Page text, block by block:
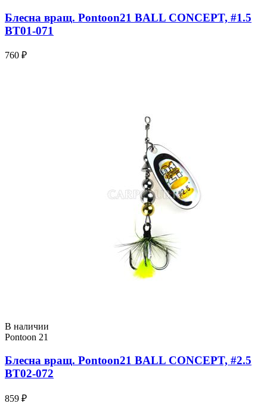
Блесна вращ. Pontoon21 BALL CONCEPT, #1.5
BT01-071
760 ₽
В наличии
Pontoon 21
Блесна вращ. Pontoon21 BALL CONCEPT, #2.5
BT02-072
859 ₽